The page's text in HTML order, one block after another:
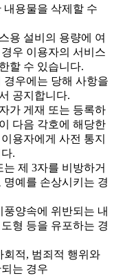
내용물을 삭제할 수
용 설비의 용량에 여
우 이용자의 서비스
할 수 있습니다.
우에는 당해 사항을
공지합니다.
가 게재 또는 등록하
다음 각호에 해당한
용자에게 사전 통지
.
는 제 3자를 비방하거
명예를 손상시키는 경
풍양속에 위반되는 내
형 등을 유포하는 경
회적, 범죄적 행위와
는 경우